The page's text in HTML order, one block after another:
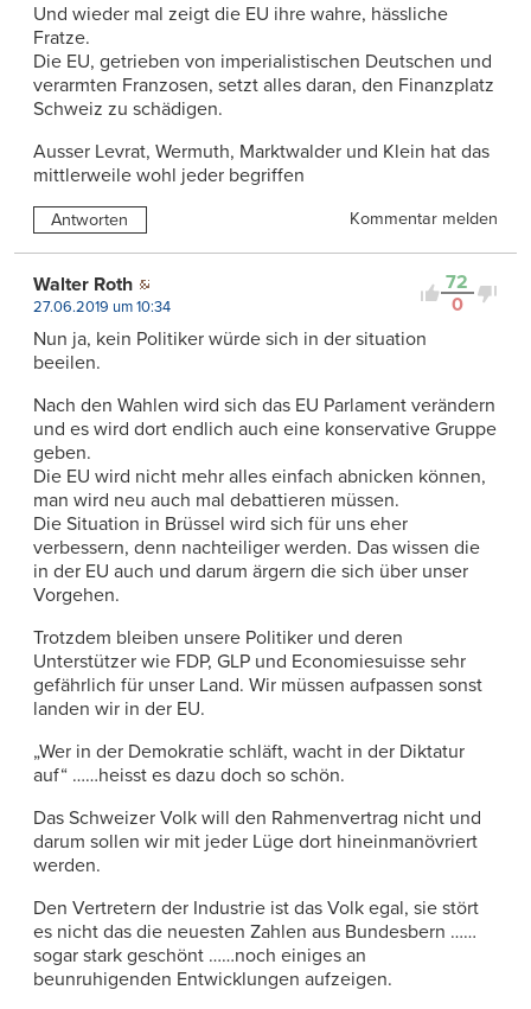
Und wieder mal zeigt die EU ihre wahre, hässliche
Fratze.
Die EU, getrieben von imperialistischen Deutschen und
verarmten Franzosen, setzt alles daran, den Finanzplatz
Schweiz zu schädigen.
Ausser Levrat, Wermuth, Marktwalder und Klein hat das
mittlerweile wohl jeder begriffen
Antworten Kommentar melden
72
0
Walter Roth
27.06.2019 um 10:34
Nun ja, kein Politiker würde sich in der situation
beeilen.
Nach den Wahlen wird sich das EU Parlament verändern
und es wird dort endlich auch eine konservative Gruppe
geben.
Die EU wird nicht mehr alles einfach abnicken können,
man wird neu auch mal debattieren müssen.
Die Situation in Brüssel wird sich für uns eher
verbessern, denn nachteiliger werden. Das wissen die
in der EU auch und darum ärgern die sich über unser
Vorgehen.
Trotzdem bleiben unsere Politiker und deren
Unterstützer wie FDP, GLP und Economiesuisse sehr
gefährlich für unser Land. Wir müssen aufpassen sonst
landen wir in der EU.
„Wer in der Demokratie schläft, wacht in der Diktatur
auf“ ……heisst es dazu doch so schön.
Das Schweizer Volk will den Rahmenvertrag nicht und
darum sollen wir mit jeder Lüge dort hineinmanövriert
werden.
Den Vertretern der Industrie ist das Volk egal, sie stört
es nicht das die neuesten Zahlen aus Bundesbern ……
sogar stark geschönt ……noch einiges an
beunruhigenden Entwicklungen aufzeigen.